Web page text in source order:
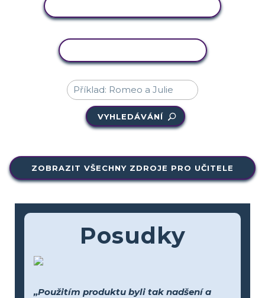
VYHLEDÁVÁNÍ
ZOBRAZIT VŠECHNY ZDROJE PRO UČITELE
Posudky
„Použitím produktu byli tak nadšení a